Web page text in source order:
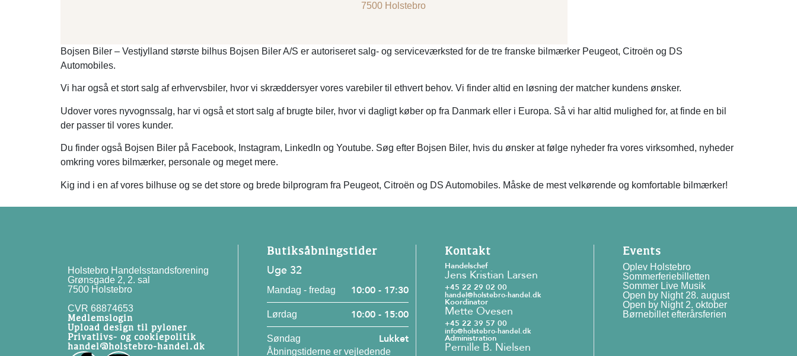
7500 Holstebro
Bojsen Biler – Vestjylland største bilhus Bojsen Biler A/S er autoriseret salg- og serviceværksted for de tre franske bilmærker Peugeot, Citroën og DS
Automobiles.
Vi har også et stort salg af erhvervsbiler, hvor vi skræddersyer vores varebiler til ethvert behov. Vi finder altid en løsning der matcher kundens ønsker.
Udover vores nyvognssalg, har vi også et stort salg af brugte biler, hvor vi dagligt køber op fra Danmark eller i Europa. Så vi har altid mulighed for, at finde en bil
der passer til vores kunder.
Du finder også Bojsen Biler på Facebook, Instagram, LinkedIn og Youtube. Søg efter Bojsen Biler, hvis du ønsker at følge nyheder fra vores virksomhed, nyheder
omkring vores bilmærker, personale og meget mere.
Kig ind i en af vores bilhuse og se det store og brede bilprogram fra Peugeot, Citroën og DS Automobiles. Måske de mest velkørende og komfortable bilmærker!
Holstebro Handelsstandsforening
Grønsgade 2, 2. sal
7500 Holstebro
CVR 68874653
Medlemslogin
Upload design til pyloner
Privatlivs- og cookiepolitik
handel@holstebro-handel.dk
Butiksåbningstider
Uge 32
Mandag - fredag 10:00 - 17:30
Lørdag 10:00 - 15:00
Søndag Lukket
Åbningstiderne er vejledende
Kontakt
Handelschef
Jens Kristian Larsen
+45 22 29 02 00
handel@holstebro-handel.dk
Koordinator
Mette Ovesen
+45 22 39 57 00
info@holstebro-handel.dk
Administration
Pernille B. Nielsen
Events
Oplev Holstebro
Sommerferiebilletten
Sommer Live Musik
Open by Night 28. august
Open by Night 2. oktober
Børnebillet efterårsferien